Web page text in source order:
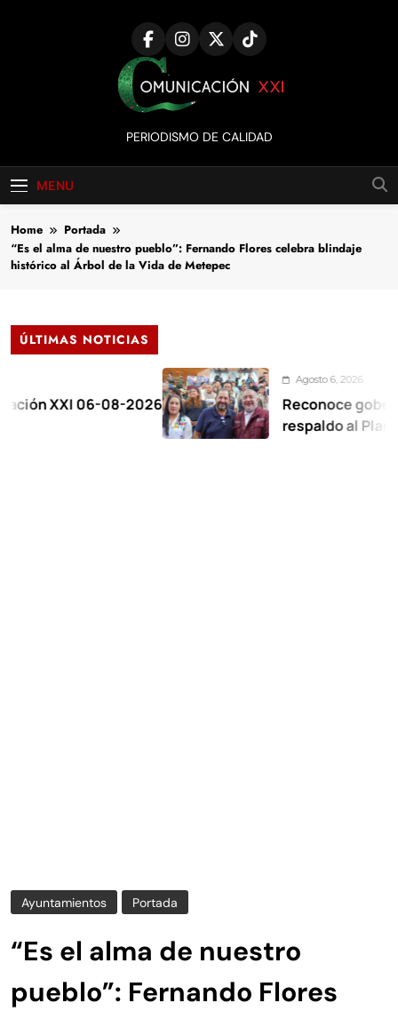
Comunicación
XXI
PERIODISMO DE CALIDAD
MENU
Home
Portada
“Es el alma de nuestro pueblo”: Fernando Flores celebra blindaje
histórico al Árbol de la Vida de Metepec
ÚLTIMAS NOTICIAS
06-08-2026
Agosto 6, 2026
Reconoce gobernadora
respaldo al Plan de la
Ayuntamientos Portada
“Es el alma de nuestro
pueblo”: Fernando Flores